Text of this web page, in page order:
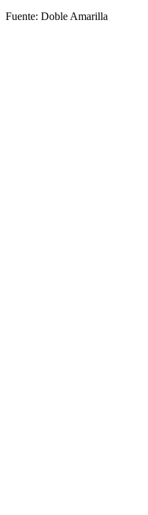
Fuente: Doble Amarilla